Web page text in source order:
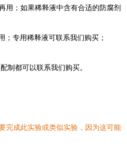
用；如果稀释液中含有合适的防腐剂
专用稀释液可联系我们购买；
制都可以联系我们购买。
完成此实验或类似实验，因为这可能